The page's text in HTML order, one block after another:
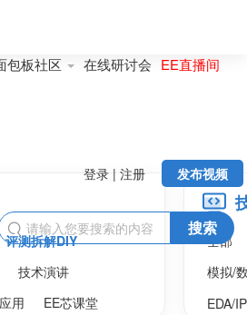
包板社区 在线研讨会 EE直播间
发布视频
登录 | 注册
 搜索
评测拆解DIY
技术演讲
用 EE芯课堂
全部
模拟/
EDA/